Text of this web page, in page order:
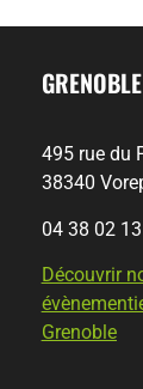
GRENOBLE
495 rue du
38340
04 38 02
Découvrir
Grenoble